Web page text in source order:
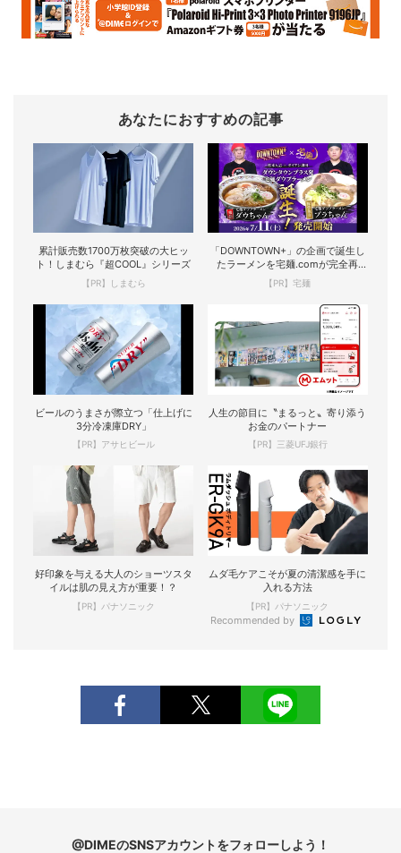
あなたにおすすめの記事
累計販売数1700万枚突破の大ヒッ
ト！しまむら『超COOL』シリーズ
【PR】しまむら
「DOWNTOWN+」の企画で誕生し
たラーメンを宅麺.comが完全再
現！
【PR】宅麺
ビールのうまさが際立つ「仕上げに
3分冷凍庫DRY」
【PR】アサヒビール
人生の節目に〝まるっと〟寄り添う
お金のパートナー
【PR】三菱UFJ銀行
好印象を与える大人のショーツスタ
イルは肌の見え方が重要！？
【PR】パナソニック
ムダ毛ケアこそが夏の清潔感を手に
入れる方法
【PR】パナソニック
Recommended by
@DIMEのSNSアカウントをフォローしよう！